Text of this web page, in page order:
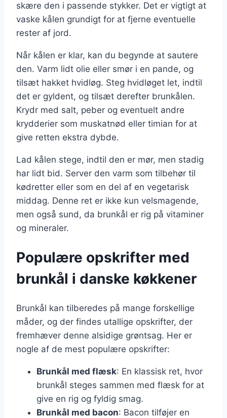
skære den i passende stykker. Det er vigtigt at
vaske kålen grundigt for at fjerne eventuelle
rester af jord.
Når kålen er klar, kan du begynde at sautere
den. Varm lidt olie eller smør i en pande, og
tilsæt hakket hvidløg. Steg hvidløget let, indtil
det er gyldent, og tilsæt derefter brunkålen.
Krydr med salt, peber og eventuelt andre
krydderier som muskatnød eller timian for at
give retten ekstra dybde.
Lad kålen stege, indtil den er mør, men stadig
har lidt bid. Server den varm som tilbehør til
kødretter eller som en del af en vegetarisk
middag. Denne ret er ikke kun velsmagende,
men også sund, da brunkål er rig på vitaminer
og mineraler.
Populære opskrifter med
brunkål i danske køkkener
Brunkål kan tilberedes på mange forskellige
måder, og der findes utallige opskrifter, der
fremhæver denne alsidige grøntsag. Her er
nogle af de mest populære opskrifter:
Brunkål med flæsk: En klassisk ret, hvor
brunkål steges sammen med flæsk for at
give en rig og fyldig smag.
Brunkål med bacon: Bacon tilføjer en